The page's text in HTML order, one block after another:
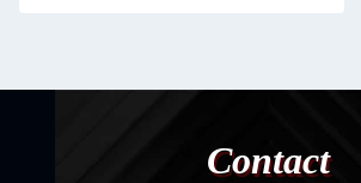
Contact